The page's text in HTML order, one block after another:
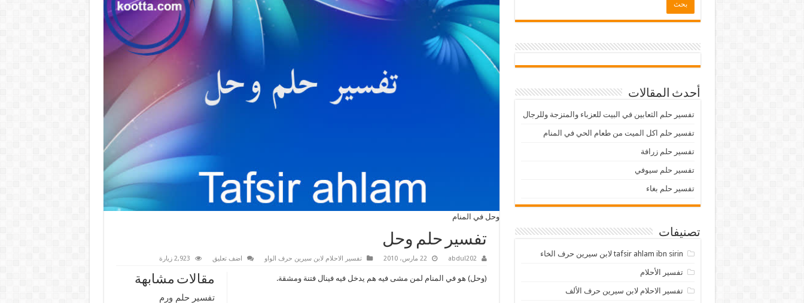
وحل في المنام
تفسير حلم وحل
abdul202 22 مارس، 2010 تفسير الاحلام لابن سيرين حرف الواو اضف تعليق 2,923 زيارة
مقالات مشابهة
تفسير حلم ورم
(وحل) هو في المنام لمن مشى فيه هم يدخل فيه فينال فتنة ومشقة.
أحدث المقالات
تفسير حلم الثعابين في البيت للعزباء والمتزجة وللرجال
تفسير حلم اكل الميت من طعام الحي في المنام
تفسير حلم زرافة
تفسير حلم سيوفي
تفسير حلم بغاء
تصنيفات
tafsir ahlam ibn sirin لابن سيرين حرف الخاء
تفسير الأحلام
تفسير الاحلام لابن سيرين حرف الألف